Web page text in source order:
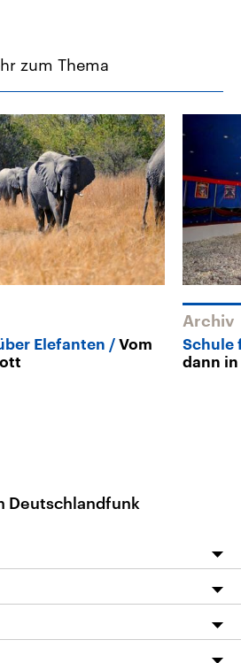
zum Thema
Elefanten
Vom
Archiv
Schule
dann in
Deutschlandfunk